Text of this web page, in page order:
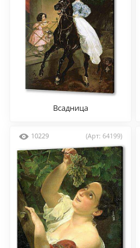
Всадница
10229 (Арт: 64199)